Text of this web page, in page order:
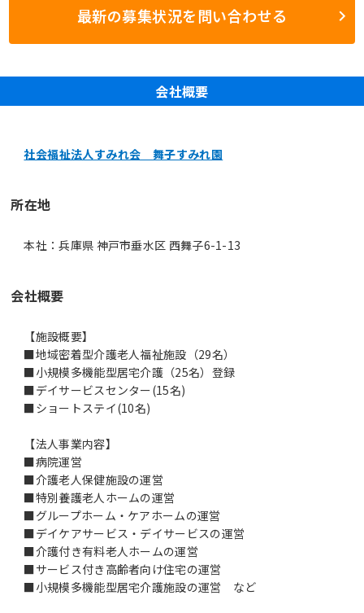
最新の募集状況を問い合わせる
会社概要
社会福祉法人すみれ会 舞子すみれ園
所在地
本社：兵庫県 神戸市垂水区 西舞子6-1-13
会社概要
【施設概要】
■地域密着型介護老人福祉施設（29名）
■小規模多機能型居宅介護（25名）登録
■デイサービスセンター(15名)
■ショートステイ(10名)
【法人事業内容】
■病院運営
■介護老人保健施設の運営
■特別養護老人ホームの運営
■グループホーム・ケアホームの運営
■デイケアサービス・デイサービスの運営
■介護付き有料老人ホームの運営
■サービス付き高齢者向け住宅の運営
■小規模多機能型居宅介護施設の運営 など